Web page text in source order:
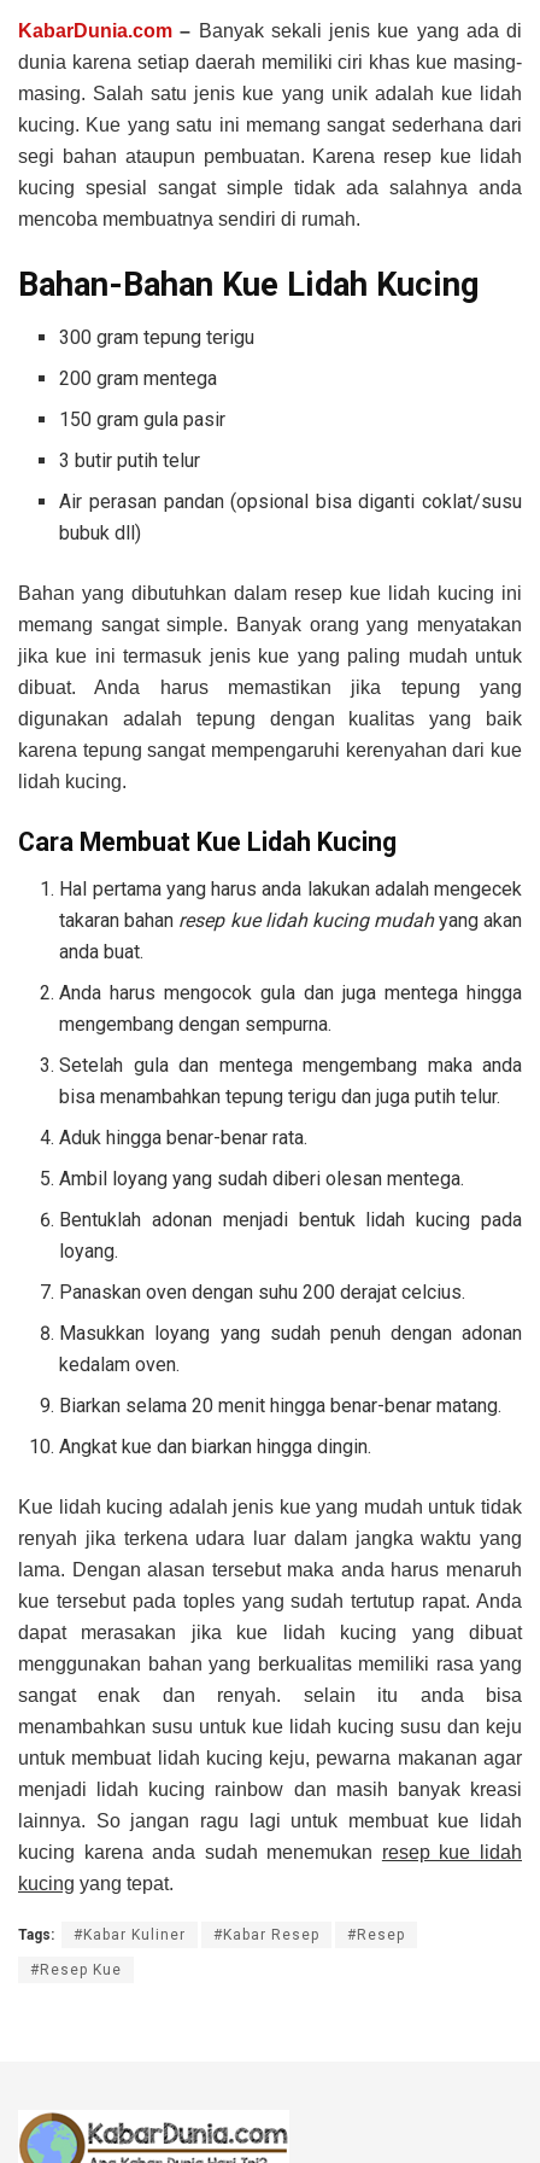
KabarDunia.com – Banyak sekali jenis kue yang ada di
dunia karena setiap daerah memiliki ciri khas kue masing-
masing. Salah satu jenis kue yang unik adalah kue lidah
kucing. Kue yang satu ini memang sangat sederhana dari
segi bahan ataupun pembuatan. Karena resep kue lidah
kucing spesial sangat simple tidak ada salahnya anda
mencoba membuatnya sendiri di rumah.
Bahan-Bahan Kue Lidah Kucing
300 gram tepung terigu
200 gram mentega
150 gram gula pasir
3 butir putih telur
Air perasan pandan (opsional bisa diganti coklat/susu
bubuk dll)
Bahan yang dibutuhkan dalam resep kue lidah kucing ini
memang sangat simple. Banyak orang yang menyatakan
jika kue ini termasuk jenis kue yang paling mudah untuk
dibuat. Anda harus memastikan jika tepung yang
digunakan adalah tepung dengan kualitas yang baik
karena tepung sangat mempengaruhi kerenyahan dari kue
lidah kucing.
Cara Membuat Kue Lidah Kucing
Hal pertama yang harus anda lakukan adalah mengecek
takaran bahan resep kue lidah kucing mudahyang akan
anda buat.
Anda harus mengocok gula dan juga mentega hingga
mengembang dengan sempurna.
Setelah gula dan mentega mengembang maka anda
bisa menambahkan tepung terigu dan juga putih telur.
Aduk hingga benar-benar rata.
Ambil loyang yang sudah diberi olesan mentega.
Bentuklah adonan menjadi bentuk lidah kucing pada
loyang.
Panaskan oven dengan suhu 200 derajat celcius.
Masukkan loyang yang sudah penuh dengan adonan
kedalam oven.
Biarkan selama 20 menit hingga benar-benar matang.
Angkat kue dan biarkan hingga dingin.
Kue lidah kucing adalah jenis kue yang mudah untuk tidak
renyah jika terkena udara luar dalam jangka waktu yang
lama. Dengan alasan tersebut maka anda harus menaruh
kue tersebut pada toples yang sudah tertutup rapat. Anda
dapat merasakan jika kue lidah kucing yang dibuat
menggunakan bahan yang berkualitas memiliki rasa yang
sangat enak dan renyah. selain itu anda bisa
menambahkan susu untuk kue lidah kucing susu dan keju
untuk membuat lidah kucing keju, pewarna makanan agar
menjadi lidah kucing rainbow dan masih banyak kreasi
lainnya. So jangan ragu lagi untuk membuat kue lidah
kucing karena anda sudah menemukan resep kue lidah
kucing yang tepat.
Tags: #Kabar Kuliner #Kabar Resep #Resep
#Resep Kue